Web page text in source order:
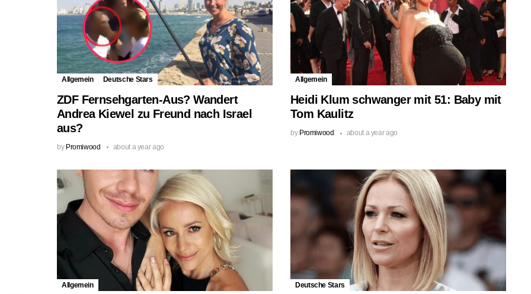
Allgemein Deutsche Stars
ZDF Fernsehgarten-Aus? Wandert
Andrea Kiewel zu Freund nach Israel
aus?
by Promiwood about a year ago
Allgemein
Heidi Klum schwanger mit 51: Baby mit
Tom Kaulitz
by Promiwood about a year ago
Allgemein Deutsche Stars